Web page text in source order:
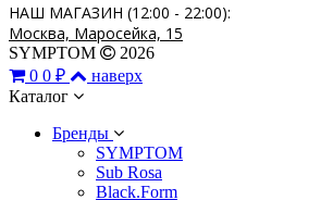
НАШ МАГАЗИН (12:00 - 22:00):
Москва, Маросейка, 15
SYMPTOM
2026
0 0 ₽
наверх
Каталог
Бренды
SYMPTOM
Sub Rosa
Black.Form